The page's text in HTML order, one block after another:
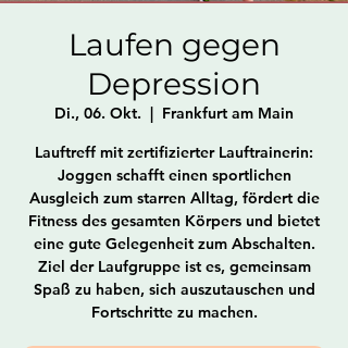
Laufen gegen
Depression
Di., 06. Okt.
  |
Frankfurt am Main
Lauftreff mit zertifizierter Lauftrainerin:
Joggen schafft einen sportlichen
Ausgleich zum starren Alltag, fördert die
Fitness des gesamten Körpers und bietet
eine gute Gelegenheit zum Abschalten.
Ziel der Laufgruppe ist es, gemeinsam
Spaß zu haben, sich auszutauschen und
Fortschritte zu machen.